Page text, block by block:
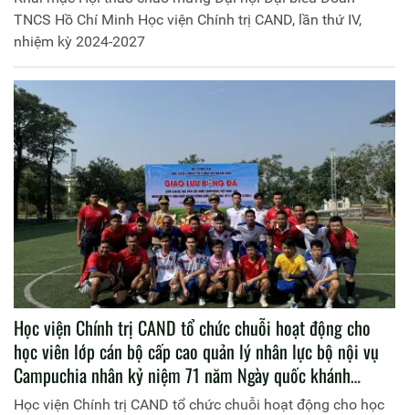
TNCS Hồ Chí Minh Học viện Chính trị CAND, lần thứ IV,
nhiệm kỳ 2024-2027
Học viện Chính trị CAND tổ chức chuỗi hoạt động cho
học viên lớp cán bộ cấp cao quản lý nhân lực bộ nội vụ
Campuchia nhân kỷ niệm 71 năm Ngày quốc khánh
Vương quốc Campuchia (09/11/1953- 09/11/2022)
Học viện Chính trị CAND tổ chức chuỗi hoạt động cho học